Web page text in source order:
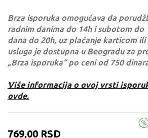
Brza isporuka omogućava da
radnim danima do 14h i subotom do
dana do 20h, uz plaćanje karticom ili
usluga je dostupna u Beogradu za
„Brza isporuka“ po ceni od 750
Više informacija o ovoj vrsti
ovde.
769,00 RSD